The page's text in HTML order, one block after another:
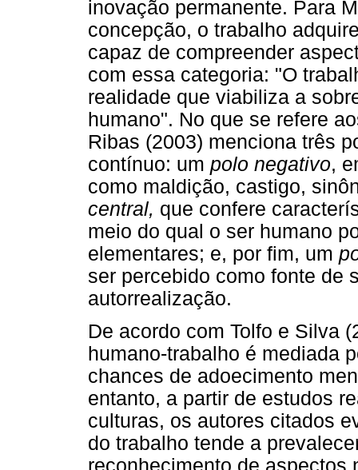
inovação permanente. Para
concepção, o trabalho
capaz de compreender
com essa categoria: "O
realidade que viabiliza a
humano". No que se refere
Ribas (2003) menciona três
contínuo: um polo negativo,
como maldição, castigo,
central, que confere
meio do qual o ser humano
elementares; e, por fim, um
ser percebido como fonte de
autorrealização.
De acordo com Tolfo e Silva
humano-trabalho é mediada
chances de adoecimento
entanto, a partir de estudos
culturas, os autores citados
do trabalho tende a